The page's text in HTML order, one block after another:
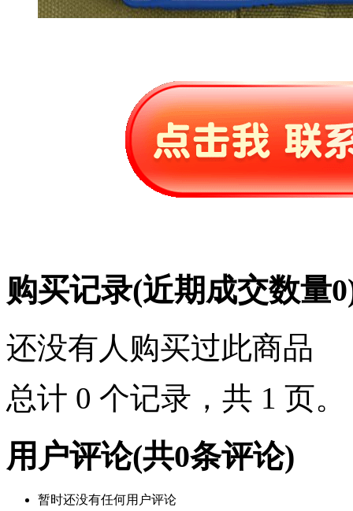
购买记录(近期成交数量0
还没有人购买过此商品
总计 0 个记录，共 1 页。
用户评论(共0条评论)
暂时还没有任何用户评论